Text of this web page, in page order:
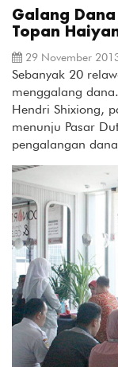
Galang
Topan
29 November
Sebanyak 20
menggalang
Hendri Shixiong,
menunju Pasar
pengalangan